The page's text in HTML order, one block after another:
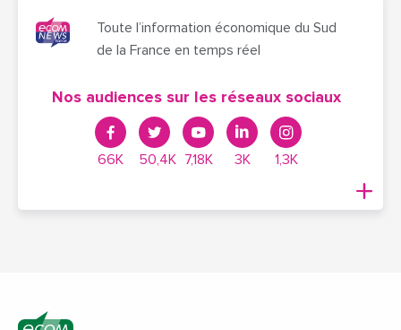
Toute l’information économique du Sud
de la France en temps réel
Nos audiences sur les réseaux sociaux
66K 50,4K 7,18K 3K 1,3K